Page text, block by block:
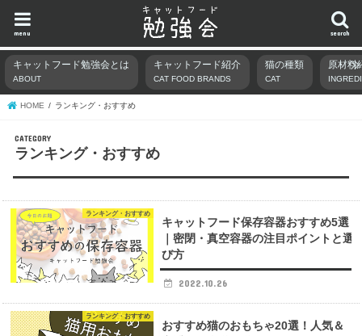
search
menu
キャットフード勉強会とは
ABOUT
キャットフード紹介
CAT FOOD BRANDS
猫の種類
CAT
原材料
HOME ランキング・おすすめ
ランキング・おすすめ
ランキング・おすすめ
キャットフード保存容器おすすめ5選
｜密閉・真空容器の注目ポイントと選
び方
2022.10.26
ランキング・おすすめ
おすすめ猫のおもちゃ20選！人気＆